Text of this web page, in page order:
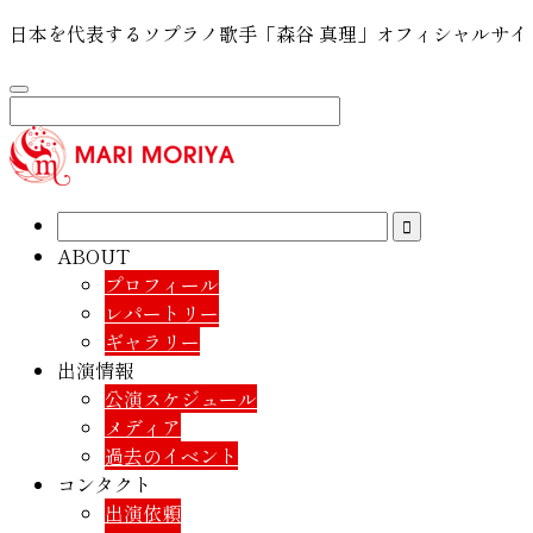
日本を代表するソプラノ歌手「森谷 真理」オフィシャルサ
ABOUT
プロフィール
レパートリー
ギャラリー
出演情報
公演スケジュール
メディア
過去のイベント
コンタクト
出演依頼